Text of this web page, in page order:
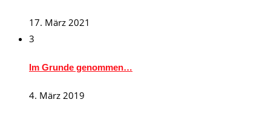
17. März 2021
3
Im Grunde genommen…
4. März 2019